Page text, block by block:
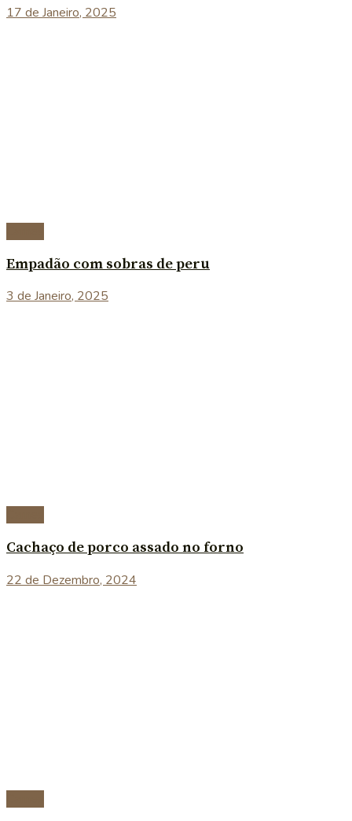
17 de Janeiro, 2025
Empadão com sobras de peru
3 de Janeiro, 2025
Cachaço de porco assado no forno
22 de Dezembro, 2024